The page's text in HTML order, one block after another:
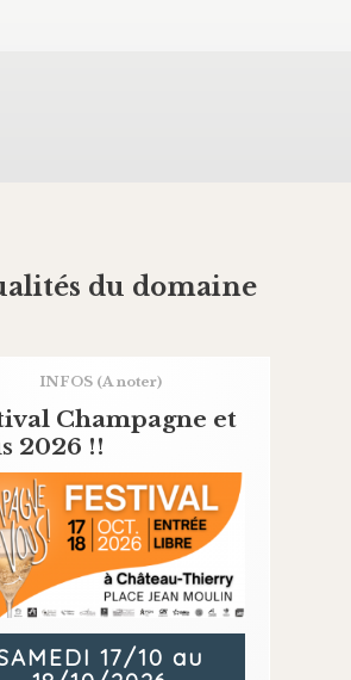
du domaine
INFOS (A noter)
Champagne et
2026 !!
17/10 au